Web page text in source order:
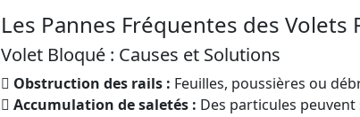
Les Pannes Fréquentes des Volets
Volet Bloqué : Causes et Solutions
Obstruction des rails : Feuilles, poussières ou
Accumulation de saletés : Des particules